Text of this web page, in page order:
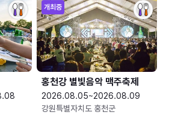
개최중
홍천강 별빛음악 맥주축제
2026.08.05~2026.08.09
강원특별자치도 홍천군